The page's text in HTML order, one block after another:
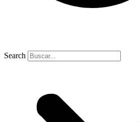
Search